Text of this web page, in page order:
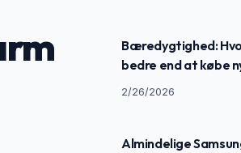
Bæredygtighed:
bedre end at købe
2/26/2026
Almindelige